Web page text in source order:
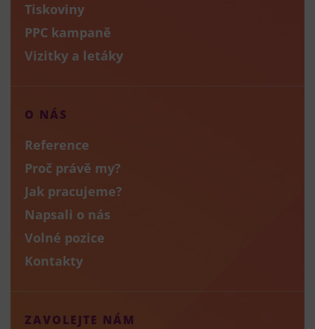
Tiskoviny
PPC kampaně
Vizitky a letáky
O NÁS
Reference
Proč právě my?
Jak pracujeme?
Napsali o nás
Volné pozice
Kontakty
ZAVOLEJTE NÁM